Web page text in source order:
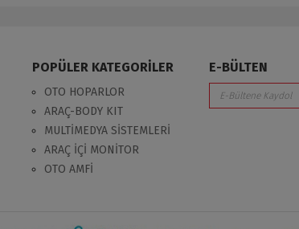
POPÜLER KATEGORİLER
OTO HOPARLOR
ARAÇ-BODY KIT
MULTİMEDYA SİSTEMLERİ
ARAÇ İÇİ MONİTOR
OTO AMFİ
E-BÜLTEN